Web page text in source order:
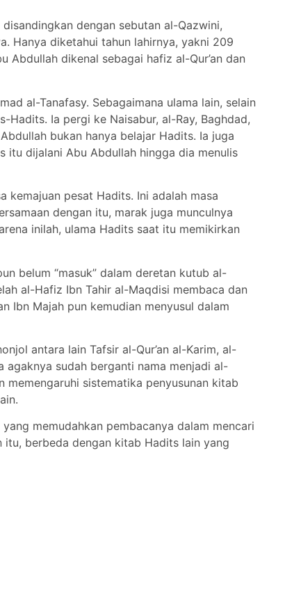
dengan sebutan al-Qazwini,
Hanya diketahui tahun lahirnya, yakni 209
Abdullah dikenal sebagai hafiz al-Qur’an dan
al-Tanafasy. Sebagaimana ulama lain, selain
Ia pergi ke Naisabur, al-Ray, Baghdad,
bukan hanya belajar Hadits. Ia juga
itu dijalani Abu Abdullah hingga dia menulis
kemajuan pesat Hadits. Ini adalah masa
dengan itu, marak juga munculnya
inilah, ulama Hadits saat itu memikirkan
belum “masuk” dalam deretan kutub al-
al-Hafiz Ibn Tahir al-Maqdisi membaca dan
Ibn Majah pun kemudian menyusul dalam
antara lain Tafsir al-Qur’an al-Karim, al-
agaknya sudah berganti nama menjadi al-
sistematika penyusunan kitab
memudahkan pembacanya dalam mencari
itu, berbeda dengan kitab Hadits lain yang